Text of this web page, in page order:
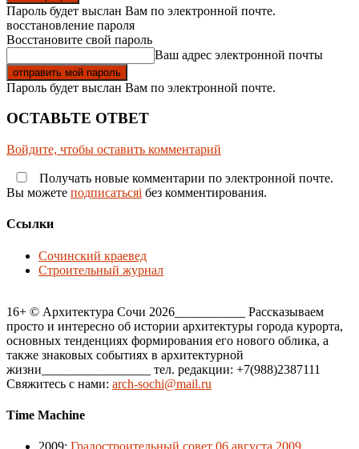
Пароль будет выслан Вам по электронной почте.
восстановление пароля
Восстановите свой пароль
Ваш адрес электронной почты
Пароль будет выслан Вам по электронной почте.
ОСТАВЬТЕ ОТВЕТ
Войдите, чтобы оставить комментарий
Получать новые комментарии по электронной почте.
Вы можете подписатьсяi без комментирования.
Ссылки
Сочинский краевед
Строительный журнал
16+ © Архитектура Сочи 2026___________ Рассказываем
просто и интересно об истории архитектуры города курорта,
основных тенденциях формирования его нового облика, а
также знаковых событиях в архитектурной
жизни_________________ тел. редакции: +7(988)2387111
Свяжитесь с нами: arch-sochi@mail.ru
Time Machine